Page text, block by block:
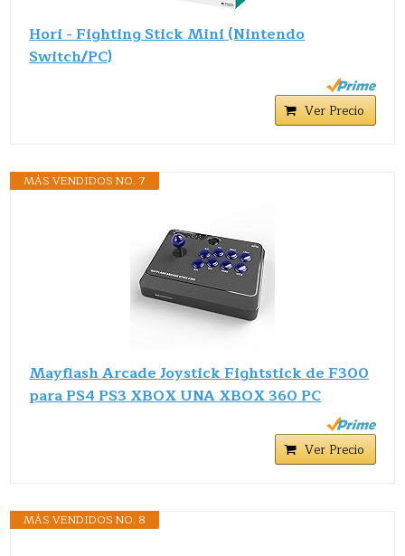
Hori - Fighting Stick Mini (Nintendo
Switch/PC)
Ver Precio
MÁS VENDIDOS NO. 7
Mayflash Arcade Joystick Fightstick de F300
para PS4 PS3 XBOX UNA XBOX 360 PC
Ver Precio
MÁS VENDIDOS NO. 8